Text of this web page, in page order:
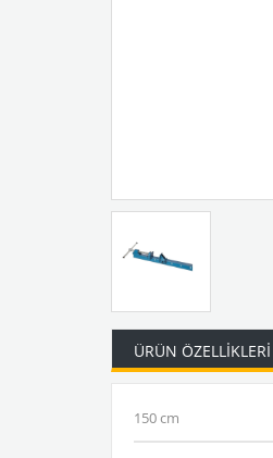
ÜRÜN ÖZELLIKLERI
150 cm